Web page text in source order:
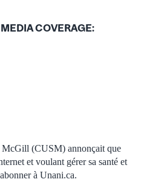
COVERAGE:
McGill (CUSM) annonçait que
et voulant gérer sa santé et
à Unani.ca.